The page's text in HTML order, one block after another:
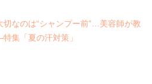
なのは“シャンプー前”…美容師が教
集「夏の汗対策」